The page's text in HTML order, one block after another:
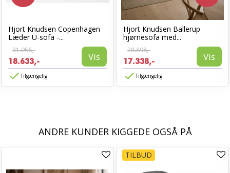
Hjort Knudsen Copenhagen
Læder U-sofa -...
31.056,-
18.633,- Vis
Tilgængelig
Hjort Knudsen Ballerup
hjørnesofa med...
28.898,-
17.338,- Vis
Tilgængelig
ANDRE KUNDER KIGGEDE OGSÅ PÅ
TILBUD